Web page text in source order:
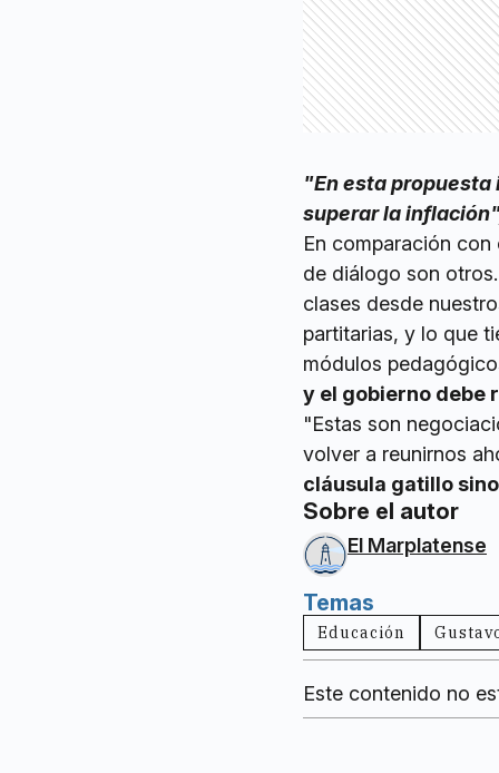
"En esta propuesta
superar la
En comparación
de diálogo son
clases desde
partitarias, y lo que
módulos
y el gobierno debe
"Estas son
volver a reunirnos
cláusula gatillo
Sobre el autor
El Marplatense
Temas
Educación
Este contenido no